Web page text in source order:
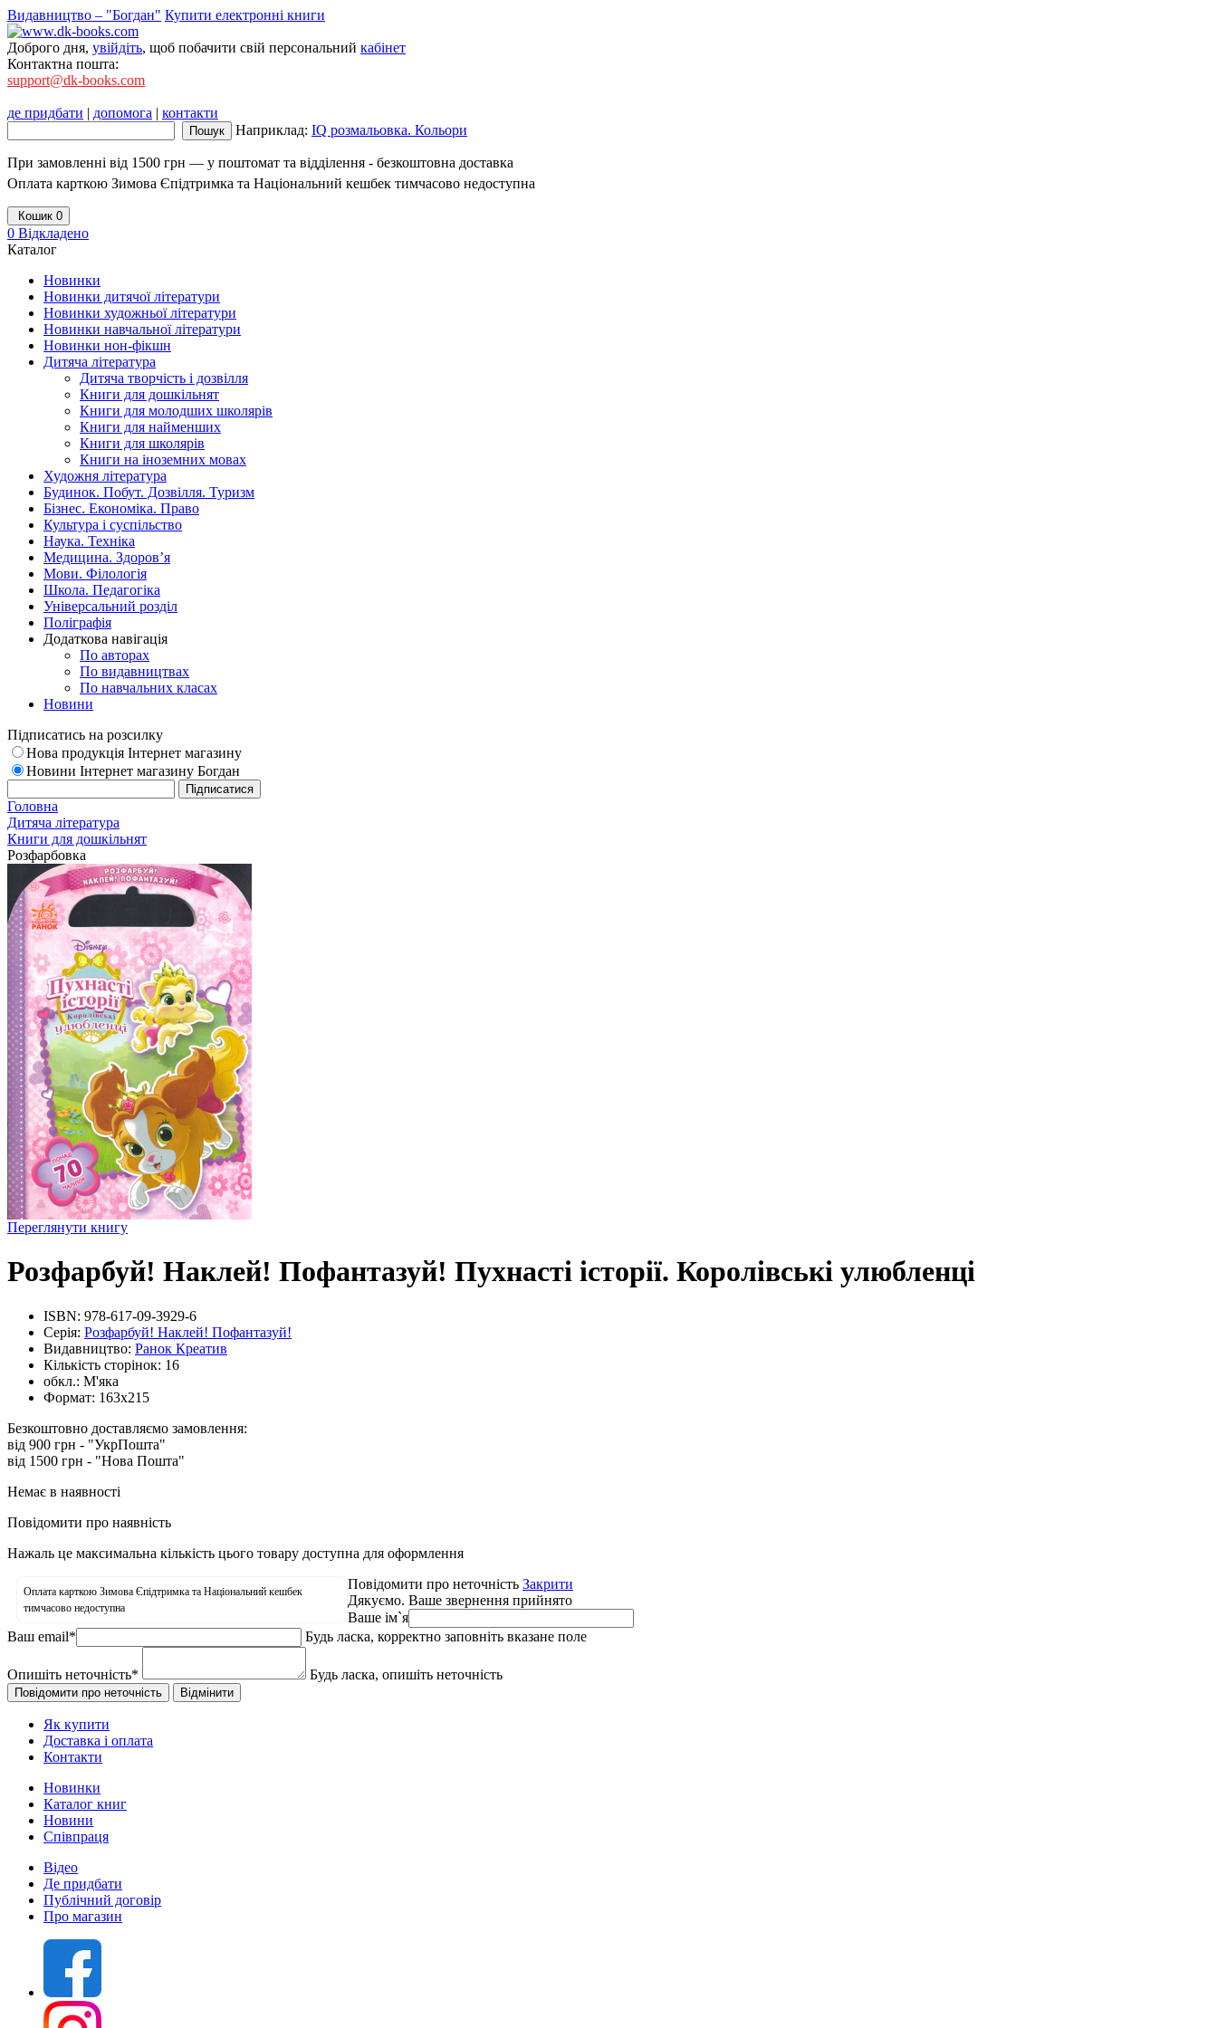
Видавництво – "Богдан" Купити електронні книги
Доброго дня, увійдіть, щоб побачити свій персональний кабінет
Контактна пошта:
support@dk-books.com
де придбати | допомога | контакти
Наприклад: IQ розмальовка. Кольори
При замовленні від 1500 грн — у поштомат та відділення - безкоштовна доставка
Оплата карткою Зимова Єпідтримка та Національний кешбек тимчасово недоступна
Кошик 0
0 Відкладено
Каталог
Новинки
Новинки дитячої літератури
Новинки художньої літератури
Новинки навчальної літератури
Новинки нон-фікшн
Дитяча література
Дитяча творчість і дозвілля
Книги для дошкільнят
Книги для молодших школярів
Книги для найменших
Книги для школярів
Книги на іноземних мовах
Художня література
Будинок. Побут. Дозвілля. Туризм
Бізнес. Економіка. Право
Культура і суспільство
Наука. Техніка
Медицина. Здоров’я
Мови. Філологія
Школа. Педагогіка
Універсальний розділ
Поліграфія
Додаткова навігація
По авторах
По видавництвах
По навчальних класах
Новини
Підписатись на розсилку
Нова продукція Інтернет магазину
Новини Інтернет магазину Богдан
Головна
Дитяча література
Книги для дошкільнят
Розфарбовка
Переглянути книгу
Розфарбуй! Наклей! Пофантазуй! Пухнасті історії. Королівські улюбленці
ISBN: 978-617-09-3929-6
Серія: Розфарбуй! Наклей! Пофантазуй!
Видавництво: Ранок Креатив
Кількість сторінок: 16
обкл.: М'яка
Формат: 163х215
Безкоштовно доставляємо замовлення:
від 900 грн - "УкрПошта"
від 1500 грн - "Нова Пошта"
Немає в наявності
Повідомити про наявність
Нажаль це максимальна кількість цього товару доступна для оформлення
Оплата карткою Зимова Єпідтримка та Національний кешбек
тимчасово недоступна
Повідомити про неточність Закрити
Дякуємо. Ваше звернення прийнято
Ваше ім`я
Ваш email* Будь ласка, корректно заповніть вказане поле
Опишіть неточність* Будь ласка, опишіть неточність
Як купити
Доставка і оплата
Контакти
Новинки
Каталог книг
Новини
Співпраця
Відео
Де придбати
Публічний договір
Про магазин